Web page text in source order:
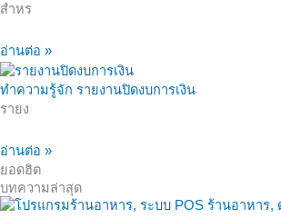
สำหร
อ่านต่อ »
ทำความรู้จัก รายงานปิดงบการเงิน
รายง
อ่านต่อ »
ยอดฮิต
บทความล่าสุด